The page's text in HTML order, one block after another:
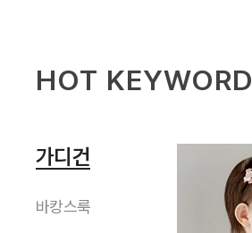
HOT KEYWORD
가디건
바캉스룩